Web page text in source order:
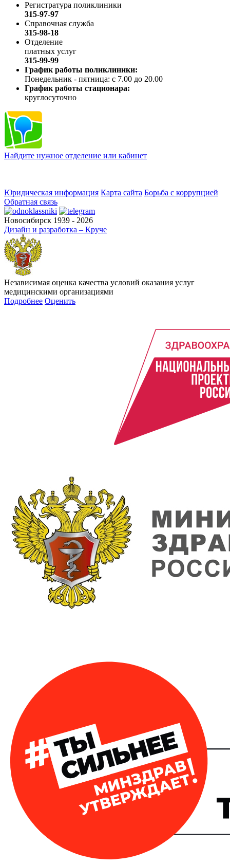
Регистратура поликлиники
315-97-97
Справочная служба
315-98-18
Отделение
платных услуг
315-99-99
График работы поликлиники:
Понедельник - пятница: с 7.00 до 20.00
График работы стационара:
круглосуточно
Найдите нужное отделение или кабинет
Юридическая информация Карта сайта Борьба с коррупцией
Обратная связь
Новосибирск 1939 - 2026
Дизайн и разработка – Круче
Независимая оценка качества условий оказания услуг
медицинскими организациями
Подробнее Оценить